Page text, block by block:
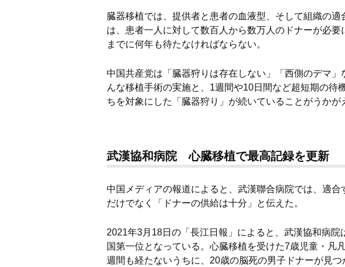
臓
移
植
を
成
と
宣
伝
臓器移植では、提供者と患者の血液型、そして組織の
は、患者一人に対して数百人から数万人のドナーが必
までに何年も待たなければならない。
中国共産党は「臓器狩りは存在しない」「西側のデマ
んな移植手術の実施と、1週間や10日間など超短期の待
ちを対象にした「臓器狩り」が続いていることがうかが
武漢協和病院 心臓移植で最高記録を更新
中国メディアの報道によると、武漢聯合病院では、適
だけでなく「ドナーの供給は十分」と伝えた。
2021年3月18日の「長江日報」によると、武漢協和病
国第一位となっている。心臓移植を受けた7歳児童・凡
週間も経たないうちに、20歳の脳死の男子ドナーが見つ